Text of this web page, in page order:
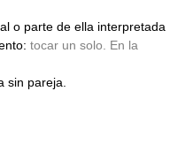
o parte de ella interpretada
tocar un solo. En la
sin pareja.